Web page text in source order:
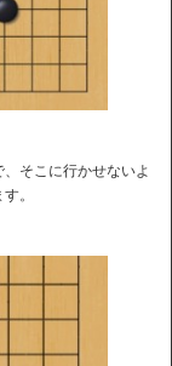
そこに行かせないよ
。